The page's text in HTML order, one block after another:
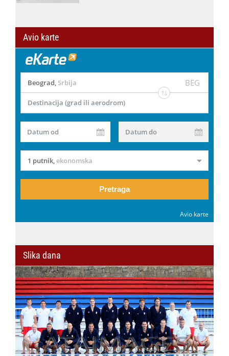
Avio karte
Beograd, Srbija BEG
Destinacija (grad ili aerodrom)
Datum od Datum do
1 putnik,ekonomska
Pretraga
Avio karte
Slika dana